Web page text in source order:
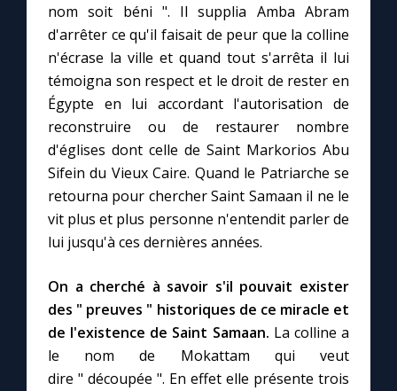
nom soit béni ". Il supplia Amba Abram
d'arrêter ce qu'il faisait de peur que la colline
n'écrase la ville et quand tout s'arrêta il lui
témoigna son respect et le droit de rester en
Égypte en lui accordant l'autorisation de
reconstruire ou de restaurer nombre
d'églises dont celle de Saint Markorios Abu
Sifein du Vieux Caire. Quand le Patriarche se
retourna pour chercher Saint Samaan il ne le
vit plus et plus personne n'entendit parler de
lui jusqu'à ces dernières années.
On a cherché à savoir s'il pouvait exister
des " preuves " historiques de ce miracle et
de l'existence de Saint Samaan. La colline a
le nom de Mokattam qui veut
dire " découpée ". En effet elle présente trois